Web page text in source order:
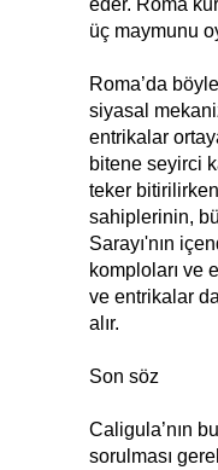
üç maymunu
Roma’da
siyasal
entrikalar
bitene seyirci
teker
sahiplerinin,
Sarayı'nın
komploları ve
ve entrikalar
alır.
Son söz
Caligula’nın
sorulması